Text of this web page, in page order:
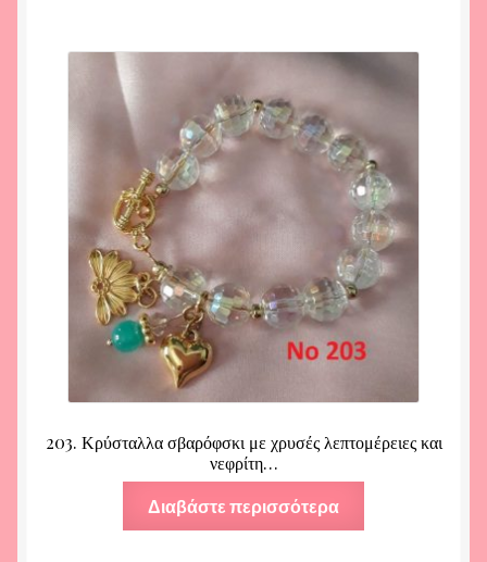
203. Κρύσταλλα σβαρόφσκι με χρυσές λεπτομέρειες και
νεφρίτη…
Διαβάστε περισσότερα